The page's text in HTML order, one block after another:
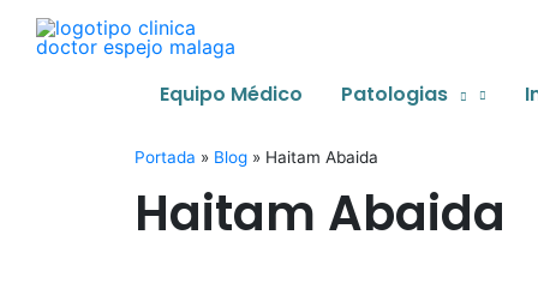
Equipo Médico Patologias
Portada » Blog » Haitam Abaida
Haitam Abaida